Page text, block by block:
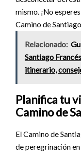
mismo. ¡No
Camino de
Relacionado:
Santiago
itinerario,
Planifica tu
Camino de
El Camino de
de peregrinación